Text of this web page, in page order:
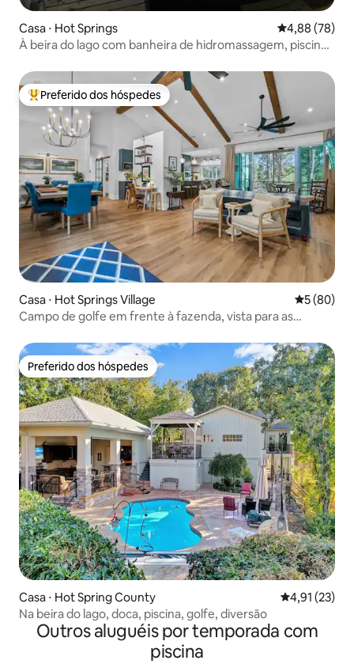
Casa ⋅ Hot Springs 4,88 de uma
4,88 (78)
À beira do lago com banheira de hidromassagem, piscina,
Entre os melhores preferidos dos hóspedes
Preferido dos hóspedes
Casa ⋅ Hot Springs Village 5 de uma
5 (80)
Campo de golfe em frente à fazenda, vista para as
Preferido dos hóspedes
Preferido dos hóspedes
Casa ⋅ Hot Spring County 4,91 de uma
4,91 (23)
Na beira do lago, doca, piscina, golfe, diversão
Outros aluguéis por temporada com
piscina